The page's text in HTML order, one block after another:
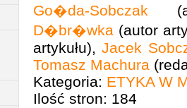
Go�da-Sobczak
D�br�wka (autor
artykułu),Jacek
Tomasz Machura
Kategoria: ETYKA W
Ilość stron: 184